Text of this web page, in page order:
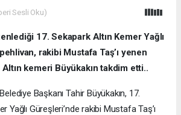
Sesli Oku)
17. Sekapark Altın Kemer Yağlı
rakibi Mustafa Taş’ı yenen
kemeri Büyükakın takdim etti..
Başkanı Tahir Büyükakın, 17.
Yağlı Güreşleri’nde rakibi Mustafa Taş’ı